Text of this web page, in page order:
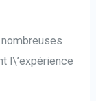
l\’expérience